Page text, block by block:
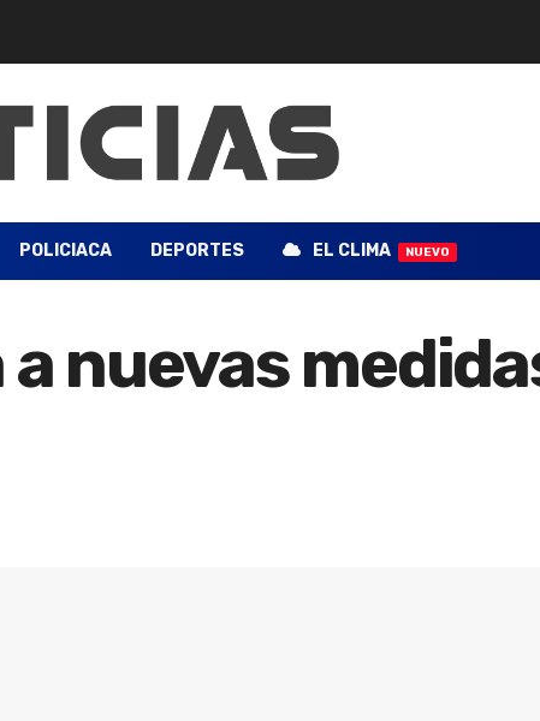
POLICIACA DEPORTES EL CLIMA NUEVO
nuevas